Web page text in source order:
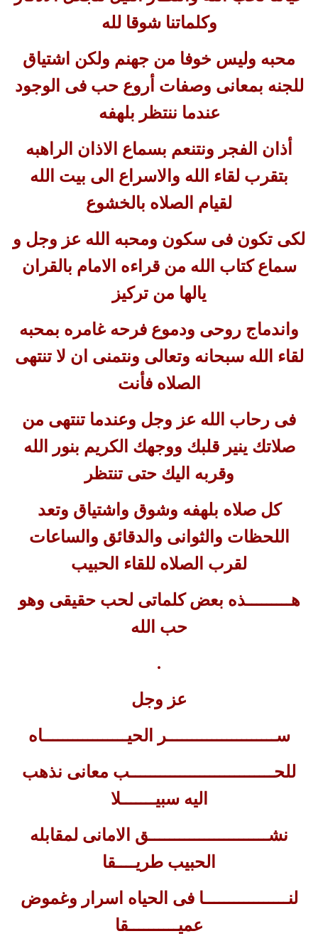
وكلماتنا شوقا لله
محبه وليس خوفا من جهنم ولكن اشتياق
للجنه بمعانى وصفات أروع حب فى الوجود
عندما ننتظر بلهفه
أذان الفجر ونتنعم بسماع الاذان الراهبه
بتقرب لقاء الله والاسراع الى بيت الله
لقيام الصلاه بالخشوع
لكى تكون فى سكون ومحبه الله عز وجل و
سماع كتاب الله من قراءه الامام بالقران
يالها من تركيز
واندماج روحى ودموع فرحه غامره بمحبه
لقاء الله سبحانه وتعالى ونتمنى ان لا تنتهى
الصلاه فأنت
فى رحاب الله عز وجل وعندما تنتهى من
صلاتك ينير قلبك ووجهك الكريم بنور الله
وقربه اليك حتى تنتظر
كل صلاه بلهفه وشوق واشتياق وتعد
اللحظات والثوانى والدقائق والساعات
لقرب الصلاه للقاء الحبيب
هـــــــــذه بعض كلماتى لحب حقيقى وهو
حب الله
عز وجل
ســــــــــــــــــــــر الحيـــــــــــــــــاه
للحـــــــــــــــــــــــــــــب معانى نذهب
اليه سبيـــــــلا
نشــــــــــــــــــــــــق الامانى لمقابله
الحبيب طريــــقا
لنـــــــــــــــــا فى الحياه اسرار وغموض
عميــــــــــقا